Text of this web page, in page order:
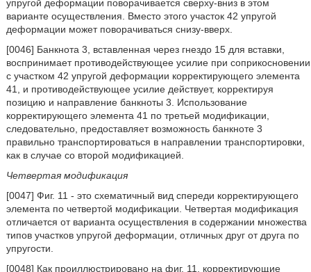
упругой деформации поворачивается сверху-вниз в этом
варианте осуществления. Вместо этого участок 42 упругой
деформации может поворачиваться снизу-вверх.
[0046] Банкнота 3, вставленная через гнездо 15 для вставки,
воспринимает противодействующее усилие при соприкосновении
с участком 42 упругой деформации корректирующего элемента
41, и противодействующее усилие действует, корректируя
позицию и направление банкноты 3. Использование
корректирующего элемента 41 по третьей модификации,
следовательно, предоставляет возможность банкноте 3
правильно транспортироваться в направлении транспортировки,
как в случае со второй модификацией.
Четвертая модификация
[0047] Фиг. 11 - это схематичный вид спереди корректирующего
элемента по четвертой модификации. Четвертая модификация
отличается от варианта осуществления в содержании множества
типов участков упругой деформации, отличных друг от друга по
упругости.
[0048] Как проиллюстрировано на фиг. 11, корректирующие